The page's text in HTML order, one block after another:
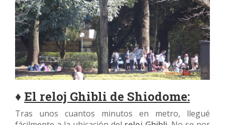
♦ El reloj Ghibli de Shiodome:
Tras unos cuantos minutos en metro, llegué